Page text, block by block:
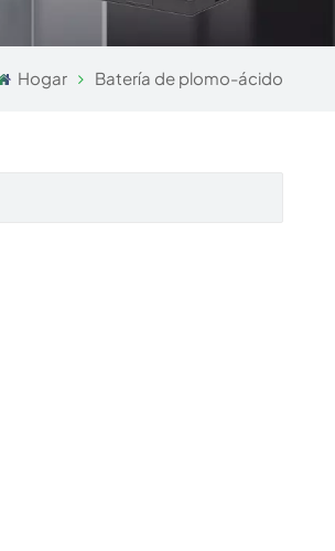
Hogar Batería de plomo-ácido